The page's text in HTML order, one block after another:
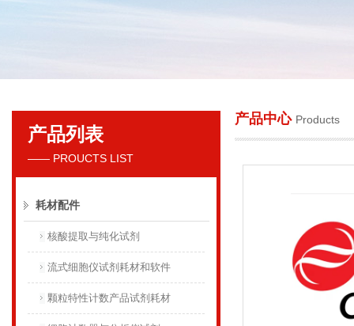
贝克曼库尔特国际贸易（上海）有限公司
产品列表
—— PROUCTS LIST
耗材配件
核酸提取与纯化试剂
流式细胞仪试剂耗材和软件
颗粒特性计数产品试剂耗材
产品中心 Products